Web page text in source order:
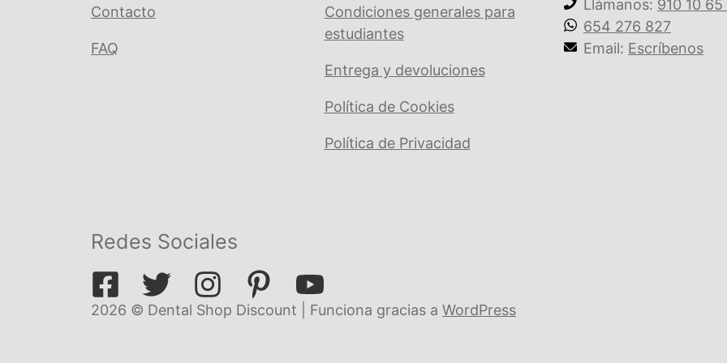
Contacto
FAQ
Condiciones generales para
estudiantes
Entrega y devoluciones
Política de Cookies
Política de Privacidad
Llámanos: 910 10 65
654 276 827
Email: Escríbenos
Redes Sociales
2026 © Dental Shop Discount | Funciona gracias a WordPress